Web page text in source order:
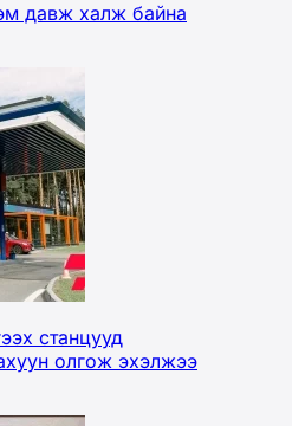
давж халж байна
станцууд
олгож эхэлжээ